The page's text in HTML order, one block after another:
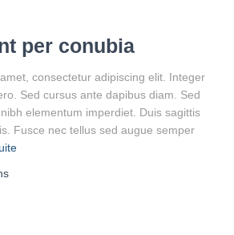
per conubia
consectetur adipiscing elit. Integer
Sed cursus ante dapibus diam. Sed
elementum imperdiet. Duis sagittis
Fusce nec tellus sed augue semper